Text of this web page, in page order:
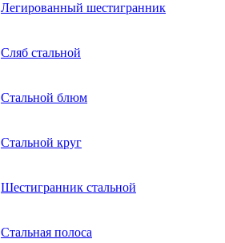
Легированный шестигранник
Сляб стальной
Стальной блюм
Стальной круг
Шестигранник стальной
Стальная полоса